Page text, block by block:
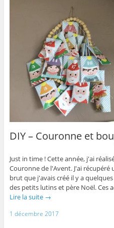
DIY – Couronne et
Just in time ! Cette année, j'ai
Couronne de l'Avent. J'ai
brut que j'avais créé il y a
des petits lutins et père Noël. Ces
Lire la suite →
1 décembre 2017